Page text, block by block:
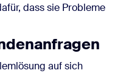
dass sie Probleme
auf sich